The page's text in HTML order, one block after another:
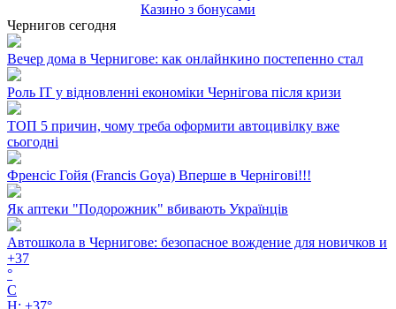
Казино з бонусами
Чернигов сегодня
Вечер дома в Чернигове: как онлайнкино постепенно стал
Роль ІТ у відновленні економіки Чернігова після кризи
ТОП 5 причин, чому треба оформити автоцивілку вже
сьогодні
Френсіс Гойя (Francis Goya) Вперше в Чернігові!!!
Як аптеки "Подорожник" вбивають Українців
Автошкола в Чернигове: безопасное вождение для новичков и
+37
°
C
H: +37°